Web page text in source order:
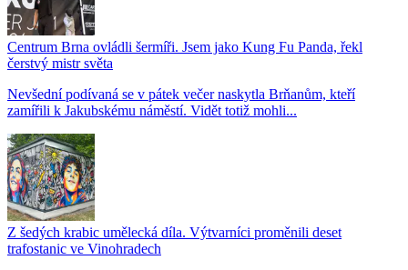
Centrum Brna ovládli šermíři. Jsem jako Kung Fu Panda, řekl
čerstvý mistr světa
Nevšední podívaná se v pátek večer naskytla Brňanům, kteří
zamířili k Jakubskému náměstí. Vidět totiž mohli...
Z šedých krabic umělecká díla. Výtvarníci proměnili deset
trafostanic ve Vinohradech